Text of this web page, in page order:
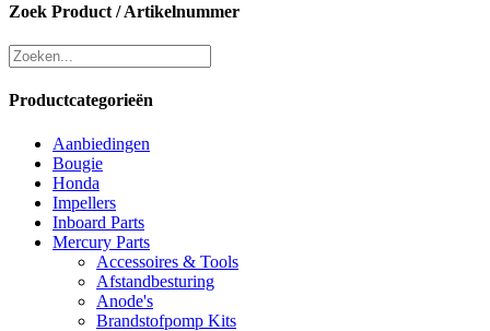
Zoek Product / Artikelnummer
Productcategorieën
Aanbiedingen
Bougie
Honda
Impellers
Inboard Parts
Mercury Parts
Accessoires & Tools
Afstandbesturing
Anode's
Brandstofpomp Kits